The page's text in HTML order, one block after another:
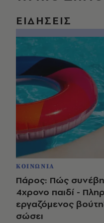
ΕΙΔΗΣΕΙΣ
ΚΟΙΝΩΝΙΑ
Πάρος: Πώς
4χρονο παιδί -
εργαζόμενος
σώσει